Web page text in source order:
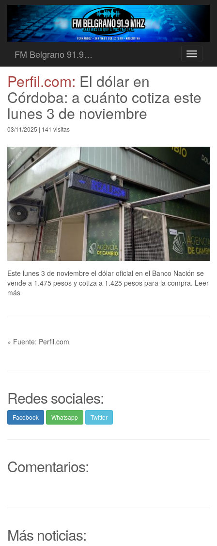
Toggle
FM Belgrano 91.9…
Perfil.com: El dólar en
Córdoba: a cuánto cotiza este
lunes 3 de noviembre
03/11/2025 | 141 visitas
Este lunes 3 de noviembre el dólar oficial en el Banco Nación se
vende a 1.475 pesos y cotiza a 1.425 pesos para la compra. Leer
más
» Fuente: Perfil.com
Redes sociales:
Facebook Whatsapp Twitter
Comentarios:
Más noticias: